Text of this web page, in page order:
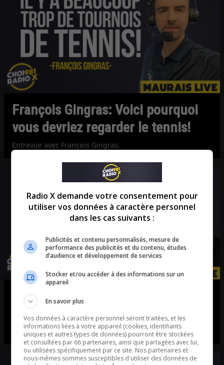
François Gingras: Voici pourquoi
vous devriez regarder le tennis!
Entrevue avec François Gingras.
Ray The Sports | Les Alouettes
donnent un méchant beau show!
La chronique de Ray Cloutier.
Radio X demande votre consentement pour
utiliser vos données à caractère personnel
dans les cas suivants :
Publicités et contenu personnalisés, mesure de
performance des publicités et du contenu, études
d’audience et développement de services
Stocker et/ou accéder à des informations sur un
appareil
En savoir plus
Vos données à caractère personnel seront traitées, et les
informations liées à votre appareil (cookies, identifiants
uniques et autres types de données) pourront être stockées
et consultées par 66 partenaires, ainsi que partagées avec lui,
ou utilisées spécifiquement par ce site. Nos partenaires et
nous-mêmes sommes susceptibles d'utiliser des données de